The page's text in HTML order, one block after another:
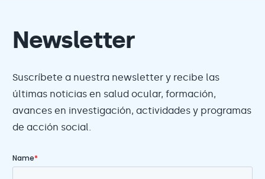
Newsletter
Suscríbete a nuestra newsletter y recibe las
últimas noticias en salud ocular, formación,
avances en investigación, actividades y programas
de acción social.